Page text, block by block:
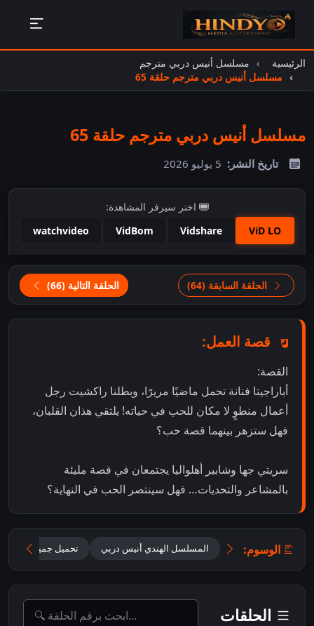
الرئيسية
مسلسل أنيس دربي مترجم
مسلسل أنيس دربي مترجم حلقة 65
مسلسل أنيس دربي مترجم حلقة 65
تاريخ النشر: 5 يوليو 2026
اختر سيرفر المشاهدة:
ViD LO
Vidshare
VidBom
watchvideo
اضغط للمشاهدة
الحلقة السابقة (64)
الحلقة التالية (66)
قصة العمل:
القصة:
أباراجيتا فنانة تحمل ماضيًا مريرًا، وبطلنا راكشيت رجل
أعمال منطوٍ لا مكان للحب في حياته! يلتقي هذان القلبان،
فهل ستزهر بينهما قصة حب؟
سريتي جها وشابير أهلواليا يجتمعان في قصة مليئة
بالمشاعر والتحديات… فهل سينتصر الحب في النهاية؟
الوسوم: المسلسل الهندي أنيس دربي تحميل جميع حلقات Oh Humnava – Tum Dena Saath Mera مترجمة
الحلقات